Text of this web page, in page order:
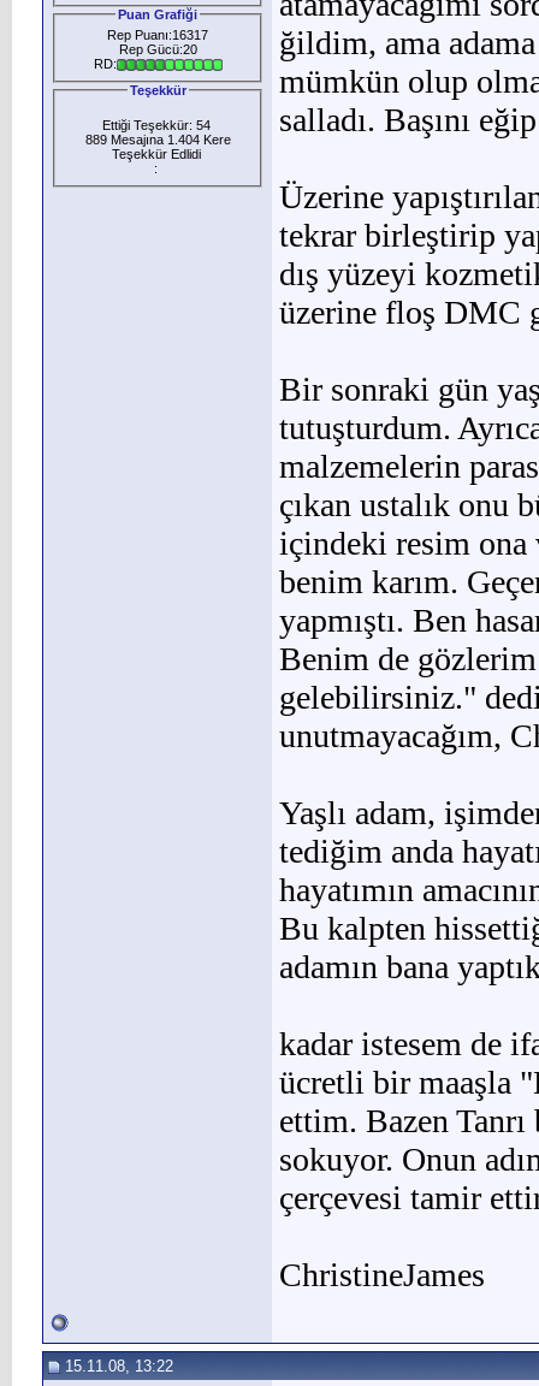
Puan Grafiği
Rep Puanı:16317
Rep Gücü:20
RD:
Teşekkür
Ettiği Teşekkür: 54
889 Mesajına 1.404 Kere
Teşekkür Edlidi
:
ğildim, ama
mümkün olup
salladı. Başını
Üzerine
tekrar bir­leştirip
dış yüzeyi
üzerine floş DMC
Bir sonraki gün
tutuşturdum.
malzemelerin
çıkan ustalık onu
içindeki resim ona
benim karım.
yapmıştı. Ben
Benim de
ge­lebilirsiniz."
unutmayacağım,
Yaşlı adam,
tediğim anda
hayatımın
Bu kalpten
adamın bana
kadar istesem de
ücretli bir maaşla
ettim. Bazen Tanrı
sokuyor. Onun
çerçevesi tamir
ChristineJames
15.11.08, 13:22